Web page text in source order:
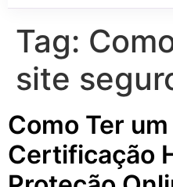
Tag:
site
Como Ter
Certificação